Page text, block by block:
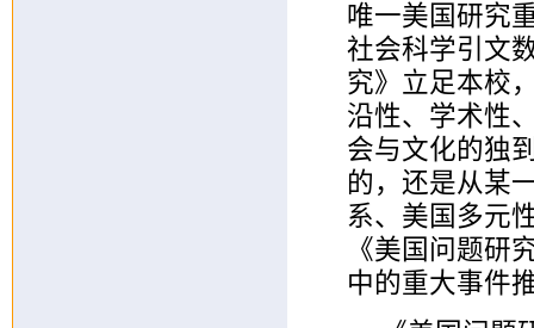
唯一美国研究
社会科学引文
究》立足本校
沿性、学术性
会与文化的独
的，还是从某
系、美国多元
《美国问题研
中的重大事件